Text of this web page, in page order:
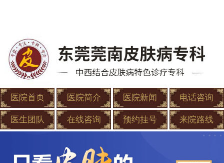
医院首页 医院简介 医院新闻 电话咨询
医生团队 在线咨询 预约挂号 来院路线